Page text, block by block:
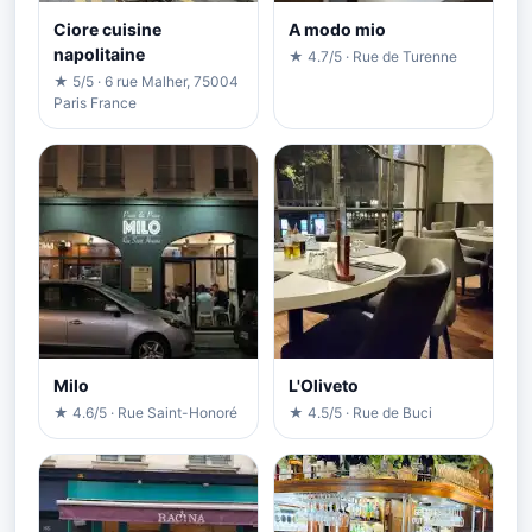
Ciore cuisine
napolitaine
★ 5/5 · 6 rue Malher, 75004
Paris France
A modo mio
★ 4.7/5 · Rue de Turenne
Milo
★ 4.6/5 · Rue Saint-Honoré
L'Oliveto
★ 4.5/5 · Rue de Buci